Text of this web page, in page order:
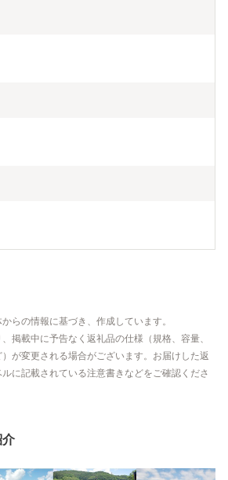
らの情報に基づき、作成しています。
掲載中に予告なく返礼品の仕様（規格、容量、
が変更される場合がございます。お届けした返
に記載されている注意書きなどをご確認くださ
介